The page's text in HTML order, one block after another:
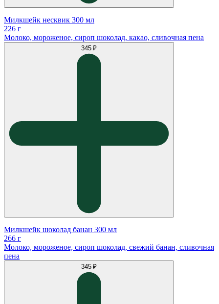
Милкшейк несквик 300 мл
226 г
Молоко, мороженое, сироп шоколад, какао, сливочная пена
345 ₽
Милкшейк шоколад банан 300 мл
266 г
Молоко, мороженое, сироп шоколад, свежий банан, сливочная
пена
345 ₽